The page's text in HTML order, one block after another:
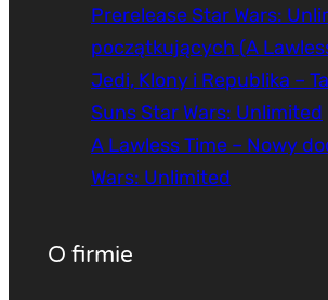
Prerelease Star Wars:
początkujących (A
Jedi, Klony i Republika –
Suns Star Wars: Unlimited
A Lawless Time – Nowy
Wars: Unlimited
O firmie